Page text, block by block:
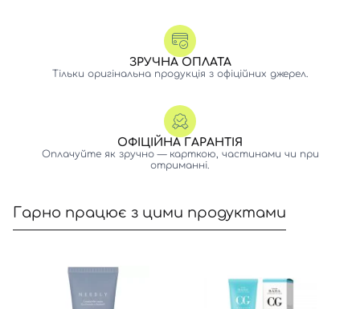
ЗРУЧНА ОПЛАТА
Тільки оригінальна продукція з офіційних джерел.
ОФІЦІЙНА ГАРАНТІЯ
Оплачуйте як зручно — карткою, частинами чи при
отриманні.
Гарно працює з цими продуктами